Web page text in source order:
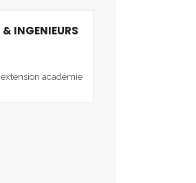
INGENIEURS
académie